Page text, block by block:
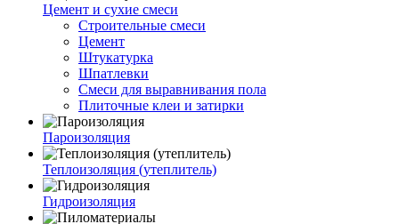
Цемент и сухие смеси
Строительные смеси
Цемент
Штукатурка
Шпатлевки
Смеси для выравнивания пола
Плиточные клеи и затирки
Пароизоляция
Теплоизоляция (утеплитель)
Гидроизоляция